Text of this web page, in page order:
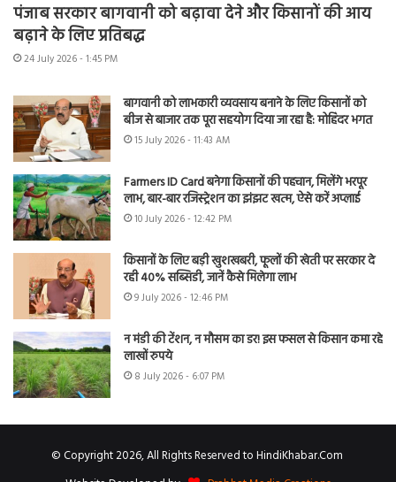
पंजाब सरकार बागवानी को बढ़ावा देने और किसानों की आय
बढ़ाने के लिए प्रतिबद्ध
24 July 2026 - 1:45 PM
बागवानी को लाभकारी व्यवसाय बनाने के लिए किसानों को
बीज से बाजार तक पूरा सहयोग दिया जा रहा है: मोहिंदर भगत
15 July 2026 - 11:43 AM
Farmers ID Card बनेगा किसानों की पहचान, मिलेंगे भरपूर
लाभ, बार-बार रजिस्ट्रेशन का झंझट खत्म, ऐसे करें अप्लाई
10 July 2026 - 12:42 PM
किसानों के लिए बड़ी खुशखबरी, फूलों की खेती पर सरकार दे
रही 40% सब्सिडी, जानें कैसे मिलेगा लाभ
9 July 2026 - 12:46 PM
न मंडी की टेंशन, न मौसम का डर! इस फसल से किसान कमा रहे
लाखों रुपये
8 July 2026 - 6:07 PM
© Copyright 2026, All Rights Reserved to HindiKhabar.Com